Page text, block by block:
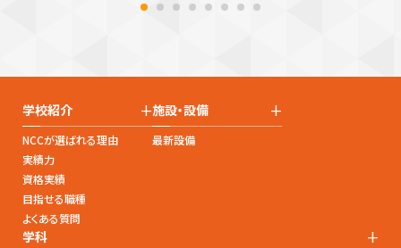
学校紹介 +
NCCが選ばれる理由
実績力
資格実績
目指せる職種
よくある質問
施設・設備 +
最新設備
学科 +